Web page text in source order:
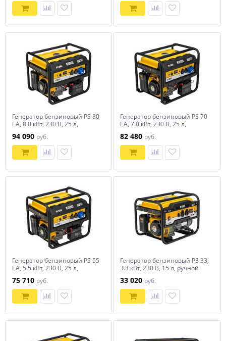
Генератор бензиновый PS 80
EA, 8.0 кВт, 230 В, 25 л,
электростартер Denzel
94 090 руб.
Генератор бензиновый PS 70
EA, 7.0 кВт, 230 В, 25 л,
электростартер Denzel
82 480 руб.
Генератор бензиновый PS 55
EA, 5.5 кВт, 230 В, 25 л,
электростартер Denzel
75 710 руб.
Генератор бензиновый PS 33,
3.3 кВт, 230 В, 15 л, ручной
33 020 руб.